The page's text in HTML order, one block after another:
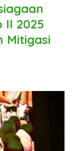
II 2025
Mitigasi